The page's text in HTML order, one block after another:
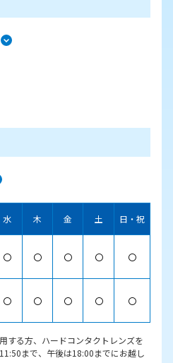
水 木 金 土 日・祝
〇 〇 〇 〇 〇
〇 〇 〇 〇 〇
する方、ハードコンタクトレンズを
まで、午後は18:00までにお越し